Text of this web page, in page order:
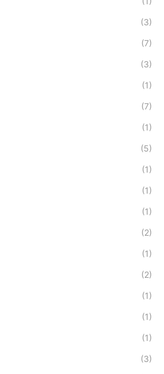
(3)
(7)
(3)
(1)
(7)
(1)
(5)
(1)
(1)
(1)
(2)
(1)
(2)
(1)
(1)
(1)
(3)